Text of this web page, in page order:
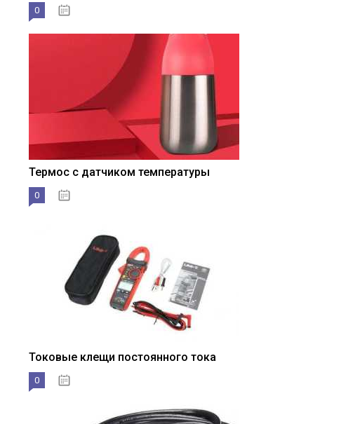
0
Термос с датчиком температуры
0
Токовые клещи постоянного тока
0